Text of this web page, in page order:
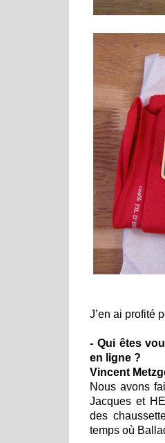
J’en ai profité
- Qui êtes
en ligne ?
Vincent
Nous avons
Jacques et
des
temps où